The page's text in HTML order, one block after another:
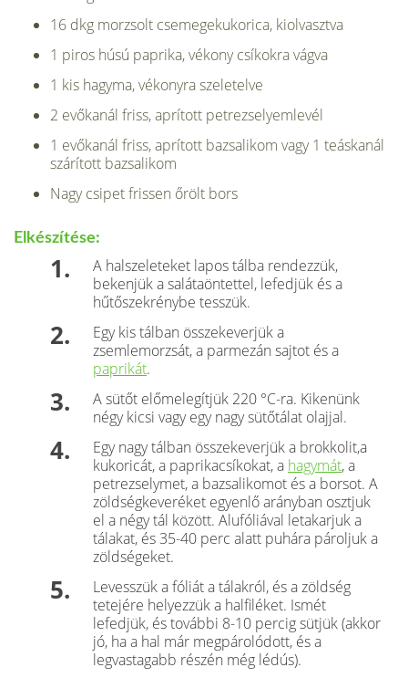
16 dkg morzsolt csemegekukorica, kiolvasztva
1 piros húsú paprika, vékony csíkokra vágva
1 kis hagyma, vékonyra szeletelve
2 evőkanál friss, aprított petrezselyemlevél
1 evőkanál friss, aprított bazsalikom vagy 1 teáskanál
szárított bazsalikom
Nagy csipet frissen őrölt bors
Elkészítése:
A halszeleteket lapos tálba rendezzük,
bekenjük a salátaöntettel, lefedjük és a
hűtőszekrénybe tesszük.
Egy kis tálban összekeverjük a
zsemlemorzsát, a parmezán sajtot és a
paprikát.
A sütőt előmelegítjük 220 °C-ra. Kikenünk
négy kicsi vagy egy nagy sütőtálat olajjal.
Egy nagy tálban összekeverjük a brokkolit,a
kukoricát, a paprikacsíkokat, a hagymát, a
petre­zselymet, a bazsalikomot és a borsot. A
zöldség­keveréket egyenlő arányban osztjuk
el a négy tál között. Alufóliával letakarjuk a
tálakat, és 35-40 perc alatt puhára pároljuk a
zöldségeket.
Levesszük a fóliát a tálakról, és a zöldség
tete­jére helyezzük a halfiléket. Ismét
lefedjük, és to­vábbi 8-10 percig sütjük (akkor
jó, ha a hal már megpárolódott, és a
legvastagabb részén még lédús).